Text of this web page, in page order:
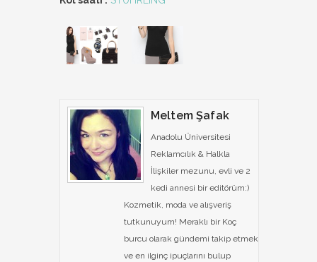
Meltem Şafak
Anadolu Üniversitesi
Reklamcılık & Halkla
İlişkiler mezunu, evli ve 2
kedi annesi bir editörüm:)
Kozmetik, moda ve alışveriş
tutkunuyum! Meraklı bir Koç
burcu olarak gündemi takip etmek
ve en ilginç ipuçlarını bulup